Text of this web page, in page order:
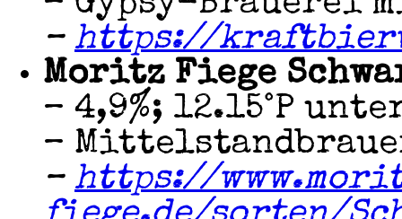
– https://
Moritz Fiege
– 4,9%; 12.15°P
–
– https://